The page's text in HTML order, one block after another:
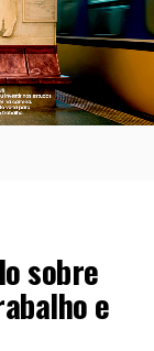
sobre
e